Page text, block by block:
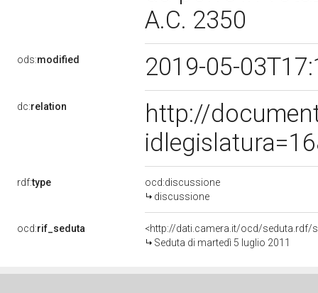
A.C. 2350
ods:modified 2019-05-
dc:relation
http://
rdf:type
ocd:discussione
discussione
ocd:rif_seduta
<http://dati.camera.it/ocd/seduta.rdf/
Seduta di martedì 5 luglio 2011